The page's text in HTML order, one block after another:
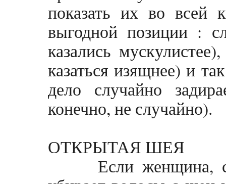
показать их во всей
выгодной позиции :
казались
казаться изящнее) и
дело случайно
конечно, не случайно).
ОТКРЫТАЯ ШЕЯ
Если женщина,